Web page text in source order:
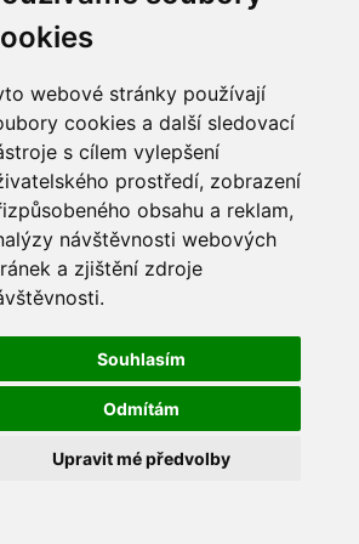
webové stránky používají
cookies a další sledovací
s cílem vylepšení
prostředí, zobrazení
obsahu a reklam,
návštěvnosti webových
a zjištění zdroje
Souhlasím
Odmítám
Upravit mé předvolby
řetězy
ostatní části
sekundární
sání
sedla
spojovací materiál
matice
podložky
pojistné kroužky
šrouby
výbava
výfuky a kolena
bowdeny a lanka
filtry
gufera